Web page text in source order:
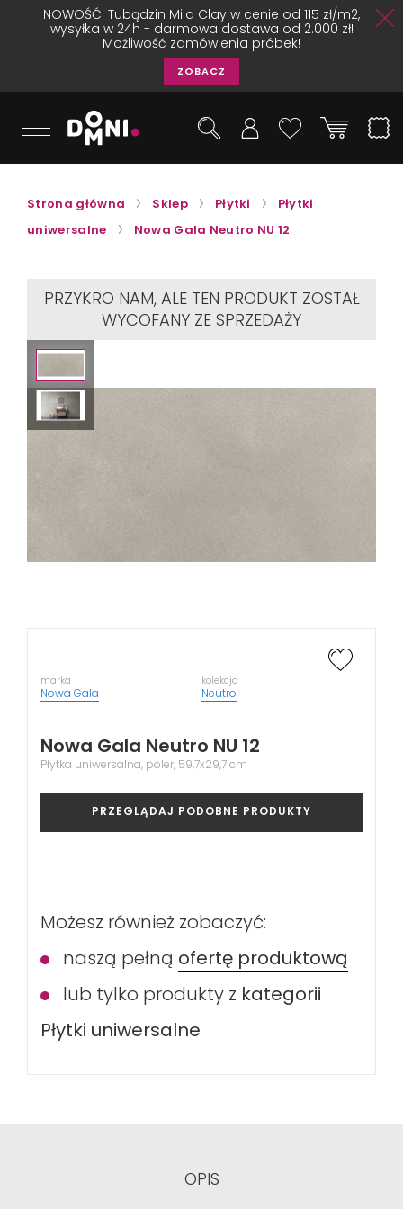
NOWOŚĆ! Tubądzin Mild Clay w cenie od 115 zł/m2,
wysyłka w 24h - darmowa dostawa od 2.000 zł!
Możliwość zamówienia próbek!
ZOBACZ
Strona główna Sklep Płytki
Płytki
uniwersalne
Nowa Gala Neutro NU 12
PRZYKRO NAM, ALE TEN PRODUKT ZOSTAŁ
WYCOFANY ZE SPRZEDAŻY
marka
Nowa Gala
kolekcja
Neutro
Nowa Gala Neutro NU 12
Płytka uniwersalna, poler, 59,7x29,7 cm
PRZEGLĄDAJ PODOBNE PRODUKTY
Możesz również zobaczyć:
naszą pełną ofertę produktową
lub tylko produkty z kategorii
Płytki uniwersalne
OPIS